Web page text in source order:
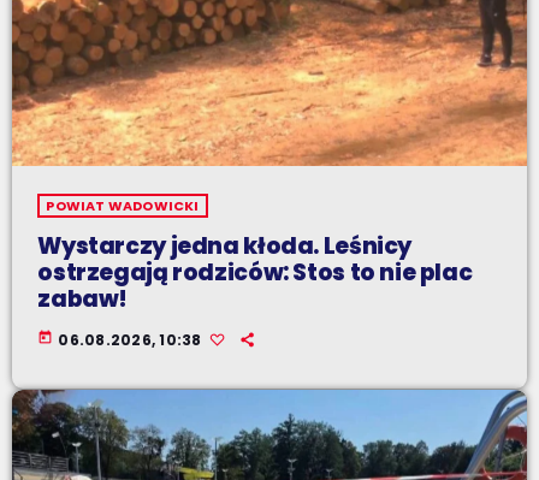
POWIAT WADOWICKI
Wystarczy jedna kłoda. Leśnicy
ostrzegają rodziców: Stos to nie plac
zabaw!
today 06.08.2026, 10:38